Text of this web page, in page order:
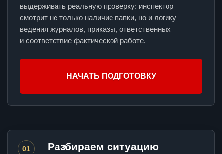
выдерживать реальную проверку: инспектор
смотрит не только наличие папки, но и логику
ведения журналов, приказы, ответственных
и соответствие фактической работе.
НАЧАТЬ ПОДГОТОВКУ
01 Разбираем ситуацию